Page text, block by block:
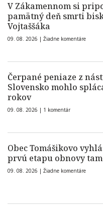
V Zákamennom si
pamätný deň smrti
Vojtaššáka
09. 08. 2026 | Žiadne komentáre
Čerpané peniaze z
Slovensko mohlo
rokov
09. 08. 2026 | 1 komentár
Obec Tomášikovo
prvú etapu obnovy
09. 08. 2026 | Žiadne komentáre